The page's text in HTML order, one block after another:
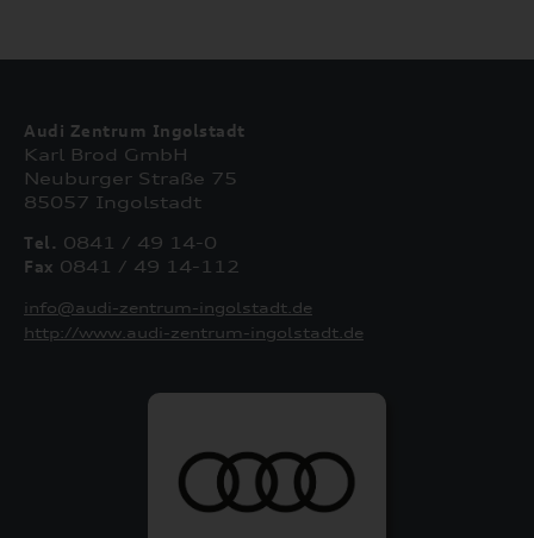
Audi Zentrum Ingolstadt
Karl Brod GmbH
Neuburger Straße 75
85057 Ingolstadt
Tel. 0841 / 49 14-0
Fax 0841 / 49 14-112
info@audi-zentrum-ingolstadt.de
http://www.audi-zentrum-ingolstadt.de